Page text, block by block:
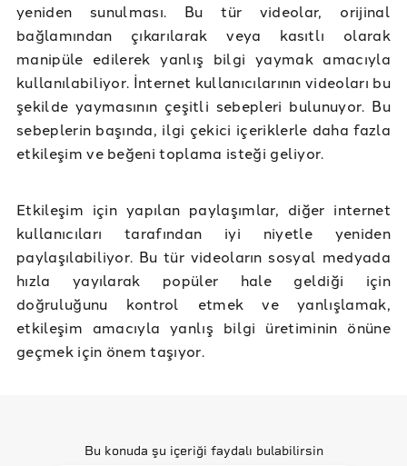
yeniden sunulması. Bu tür videolar, orijinal
bağlamından çıkarılarak veya kasıtlı olarak
manipüle edilerek yanlış bilgi yaymak amacıyla
kullanılabiliyor. İnternet kullanıcılarının videoları bu
şekilde yaymasının çeşitli sebepleri bulunuyor. Bu
sebeplerin başında, ilgi çekici içeriklerle daha fazla
etkileşim ve beğeni toplama isteği geliyor.
Etkileşim için yapılan paylaşımlar, diğer internet
kullanıcıları tarafından iyi niyetle yeniden
paylaşılabiliyor. Bu tür videoların sosyal medyada
hızla yayılarak popüler hale geldiği için
doğruluğunu kontrol etmek ve yanlışlamak,
etkileşim amacıyla yanlış bilgi üretiminin önüne
geçmek için önem taşıyor.
Bu konuda şu içeriği faydalı bulabilirsin